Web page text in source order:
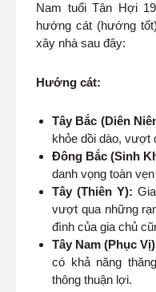
Nam tuổi Tân Hợi
hướng cát (hướng
xây nhà sau đây:
Hướng cát:
Tây Bắc (Diên
khỏe dồi dào, vượt
Đông Bắc (Sinh
danh vọng toàn
Tây (Thiên Y):
vượt qua những
đình của gia chủ
Tây Nam (Phục
có khả năng
thông thuận lợi.